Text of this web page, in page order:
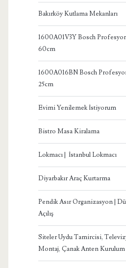
Bakırköy Kutlama Mekanları
1600A01V3Y Bosch
60cm
1600A016BN Bosch
25cm
Evimi Yenilemek İstiyorum
Bistro Masa Kiralama
Lokmacı | İstanbul Lokmacı
Diyarbakır Araç Kurtarma
Pendik Asır Organizasyon |
Açılış
Siteler Uydu Tamircisi,
Montaj, Çanak Anten